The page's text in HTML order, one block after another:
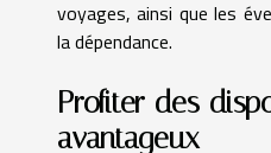
voyages, ainsi que les
la dépendance.
Profiter des
avantageux